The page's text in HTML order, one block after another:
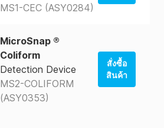
MS1-CEC (ASY0284)
สั่งซื้อจาก
AUS Store
MicroSnap ®
Coliform
Detection Device
MS2-COLIFORM
(ASY0353)
สั่งซื้อ
สินค้า